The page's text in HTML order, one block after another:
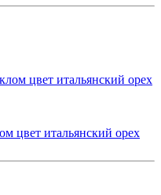
цвет итальянский орех